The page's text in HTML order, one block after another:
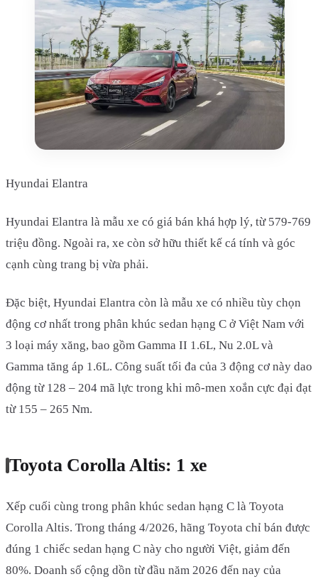
Hyundai Elantra
Hyundai Elantra là mẫu xe có giá bán khá hợp lý, từ 579-769
triệu đồng. Ngoài ra, xe còn sở hữu thiết kế cá tính và góc
cạnh cùng trang bị vừa phải.
Đặc biệt, Hyundai Elantra còn là mẫu xe có nhiều tùy chọn
động cơ nhất trong phân khúc sedan hạng C ở Việt Nam với
3 loại máy xăng, bao gồm Gamma II 1.6L, Nu 2.0L và
Gamma tăng áp 1.6L. Công suất tối đa của 3 động cơ này dao
động từ 128 – 204 mã lực trong khi mô-men xoắn cực đại đạt
từ 155 – 265 Nm.
Toyota Corolla Altis: 1 xe
Xếp cuối cùng trong phân khúc sedan hạng C là Toyota
Corolla Altis. Trong tháng 4/2026, hãng Toyota chỉ bán được
đúng 1 chiếc sedan hạng C này cho người Việt, giảm đến
80%. Doanh số cộng dồn từ đầu năm 2026 đến nay của